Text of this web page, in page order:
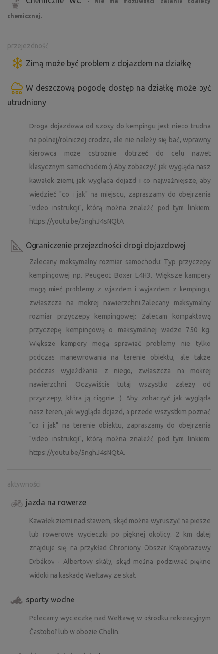
najczystszy sposób, wystarczy znaleźć odpowiednią
prywatność :)).
Oprócz klasycznego sprzętu kempingowego zalecamy
zabranie ze sobą dużej ilości wody pitnej, dobrego
nastroju i chęci cieszenia się chwilą spokojnego życia w
"półdzikiej przyrodzie".
Polecane (sprawdzone) miejsca w okolicy
Gdzie udać się po jedzenie lub podstawowe składniki:
Polecamy piekarnię z kawiarnią i podstawową żywnością
w Křepenicach, gdzie mają dość długie godziny otwarcia
nawet w weekendy (https://www.pekarnakrepenice.cz/).
Atrakcje / inne rekomendacje:
1. droga dojazdowa od szosy do kempingu jest nieco
uciążliwa, ale nie należy się bać, wprawny kierowca może
ostrożnie dotrzeć do celu nawet klasycznym
samochodem :).
2. Prosimy o śledzenie najnowszych informacji na temat
pozwoleń na ogniska. Wieczorne ogniska są świetne, więc
jeśli korzystasz z paleniska, nigdy nie zostawiaj go bez
nadzoru i zawsze upewnij się, że jest całkowicie
do tego celu :)).
3. Zalecany maksymalny rozmiar samochodu: Typ
przyczepy kempingowej, np. Peugeot Boxer L4H3. Większe
kampery mogą mieć problemy z dotarciem i
opuszczeniem kempingu, zwłaszcza na mokrej
nawierzchni.
maksymalnej wadze 750 kg. Większe kampery mogą mieć
problemy nie tylko z wjazdem na kemping, ale również z
tutaj zależy to od przyczepy, która ciągnie przyczepę :).
5. Ponieważ kemping znajduje się na obszarze rolniczym,
możliwe jest (szczególnie w miesiącach letnich), że
podczas pobytu na okolicznych polach i łąkach będą
miały miejsce różne prace związane z uprawą lub
hodowlą zwierząt. Nie jesteśmy w stanie wpłynąć na
zakres ani czas tych prac. Z góry przepraszamy za
wszelkie zakłócenia pobytu i dziękujemy za
Z drugiej strony obserwowanie tych czynności (np. orki,
siewu czy żniw) może być świetnym doświadczeniem (nie
zawsze zależy od punktu widzenia każdego, więc mamy
chemicznej.
przejezdność
Zimą może być problem z dojazdem na działkę
W deszczową pogodę dostęp na działkę może być
utrudniony
Droga dojazdowa od szosy do kempingu jest nieco trudna
na polnej/rolniczej drodze, ale nie należy się bać, wprawny
kierowca może ostrożnie dotrzeć do celu nawet
klasycznym samochodem :).Aby zobaczyć jak wygląda nasz
kawałek ziemi, jak wygląda dojazd i co najważniejsze, aby
wiedzieć "co i jak" na miejscu, zapraszamy do obejrzenia
"video instrukcji", którą można znaleźć pod tym linkiem:
https://youtu.be/5nghJ4sNQtA
Ograniczenie przejezdności drogi dojazdowej
Zalecany maksymalny rozmiar samochodu: Typ przyczepy
kempingowej np. Peugeot Boxer L4H3. Większe kampery
mogą mieć problemy z wjazdem i wyjazdem z kempingu,
zwłaszcza na mokrej nawierzchni.Zalecany maksymalny
rozmiar przyczepy kempingowej: Zalecam kompaktową
przyczepę kempingową o maksymalnej wadze 750 kg.
Większe kampery mogą sprawiać problemy nie tylko
podczas manewrowania na terenie obiektu, ale także
podczas wyjeżdżania z niego, zwłaszcza na mokrej
nawierzchni. Oczywiście tutaj wszystko zależy od
przyczepy, która ją ciągnie :). Aby zobaczyć jak wygląda
nasz teren, jak wygląda dojazd, a przede wszystkim poznać
"co i jak" na terenie obiektu, zapraszamy do obejrzenia
"video instrukcji", którą można znaleźć pod tym linkiem:
https://youtu.be/5nghJ4sNQtA.
aktywności
jazda na rowerze
Kawałek ziemi nad stawem, skąd można wyruszyć na piesze
lub rowerowe wycieczki po pięknej okolicy. 2 km dalej
znajduje się na przykład Chroniony Obszar Krajobrazowy
Drbákov - Albertovy skály, skąd można podziwiać piękne
widoki na kaskadę Wełtawy ze skał.
sporty wodne
Polecamy wycieczkę nad Wełtawę w ośrodku rekreacyjnym
Častoboř lub w obozie Cholín.